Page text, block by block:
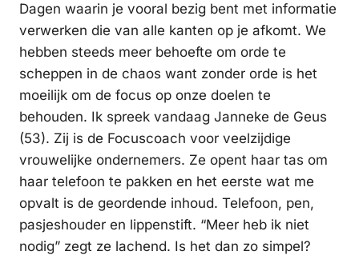
Dagen waarin je vooral bezig bent met informatie
verwerken die van alle kanten op je afkomt. We
hebben steeds meer behoefte om orde te
scheppen in de chaos want zonder orde is het
moeilijk om de focus op onze doelen te
behouden. Ik spreek vandaag Janneke de Geus
(53). Zij is de Focuscoach voor veelzijdige
vrouwelijke ondernemers. Ze opent haar tas om
haar telefoon te pakken en het eerste wat me
opvalt is de geordende inhoud. Telefoon, pen,
pasjeshouder en lippenstift. “Meer heb ik niet
nodig” zegt ze lachend. Is het dan zo simpel?